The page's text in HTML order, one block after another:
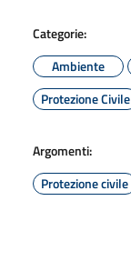
Categorie:
Ambiente
Protezione Civile
Argomenti:
Protezione civile